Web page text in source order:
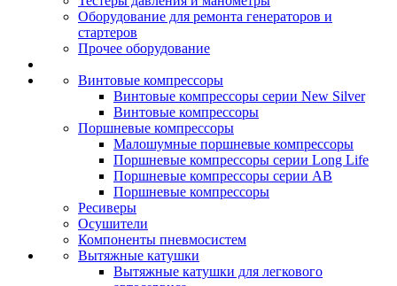
Оборудование для ремонта генераторов и
стартеров
Прочее оборудование
Винтовые компрессоры
Винтовые компрессоры серии New Silver
Винтовые компрессоры
Поршневые компрессоры
Малошумные поршневые компрессоры
Поршневые компрессоры серии Long Life
Поршневые компрессоры серии AB
Поршневые компрессоры
Ресиверы
Осушители
Компоненты пневмосистем
Вытяжные катушки
Вытяжные катушки для легкового